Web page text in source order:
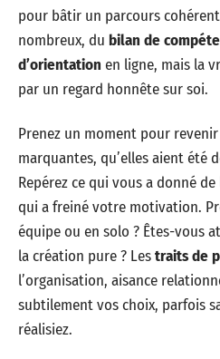
pour bâtir un parcours
nombreux, du bilan de
d’orientation en ligne, mais la
par un regard honnête sur soi.
Prenez un moment pour
marquantes, qu’elles aient été
Repérez ce qui vous a donné
qui a freiné votre motivation.
équipe ou en solo ? Êtes-vous
la création pure ? Lestraits de
l’organisation, aisance
subtilement vos choix, parfois
réalisiez.